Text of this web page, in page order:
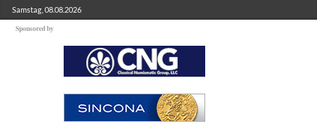
Samstag, 08.08.2026
Sponsored by